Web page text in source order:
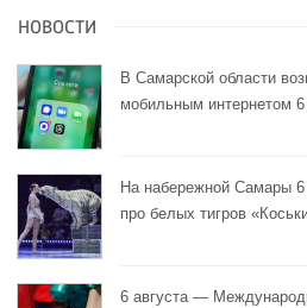
НОВОСТИ
В Самарской области
мобильным интернетом 6
На набережной Самары
про белых тигров
6 августа —